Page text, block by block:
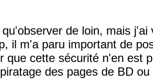
de loin, mais
il m'a paru important de
que cette sécurité n'en est
des pages de BD